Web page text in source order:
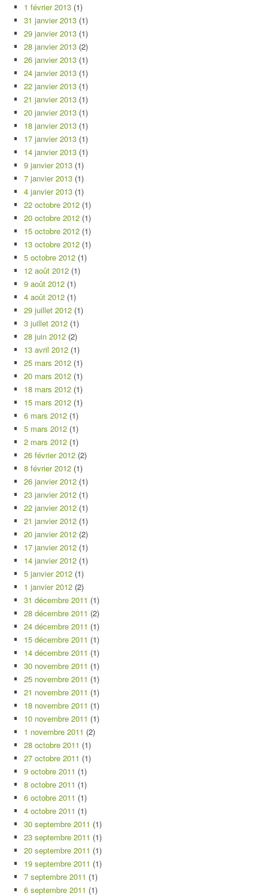
1 février 2013 (1)
31 janvier 2013 (1)
29 janvier 2013 (1)
28 janvier 2013 (2)
26 janvier 2013 (1)
24 janvier 2013 (1)
22 janvier 2013 (1)
21 janvier 2013 (1)
20 janvier 2013 (1)
18 janvier 2013 (1)
17 janvier 2013 (1)
14 janvier 2013 (1)
9 janvier 2013 (1)
7 janvier 2013 (1)
4 janvier 2013 (1)
22 octobre 2012 (1)
20 octobre 2012 (1)
15 octobre 2012 (1)
13 octobre 2012 (1)
5 octobre 2012 (1)
12 août 2012 (1)
9 août 2012 (1)
4 août 2012 (1)
29 juillet 2012 (1)
3 juillet 2012 (1)
28 juin 2012 (2)
13 avril 2012 (1)
25 mars 2012 (1)
20 mars 2012 (1)
18 mars 2012 (1)
15 mars 2012 (1)
6 mars 2012 (1)
5 mars 2012 (1)
2 mars 2012 (1)
26 février 2012 (2)
8 février 2012 (1)
26 janvier 2012 (1)
23 janvier 2012 (1)
22 janvier 2012 (1)
21 janvier 2012 (1)
20 janvier 2012 (2)
17 janvier 2012 (1)
14 janvier 2012 (1)
5 janvier 2012 (1)
1 janvier 2012 (2)
31 décembre 2011 (1)
28 décembre 2011 (2)
24 décembre 2011 (1)
15 décembre 2011 (1)
14 décembre 2011 (1)
30 novembre 2011 (1)
25 novembre 2011 (1)
21 novembre 2011 (1)
18 novembre 2011 (1)
10 novembre 2011 (1)
1 novembre 2011 (2)
28 octobre 2011 (1)
27 octobre 2011 (1)
9 octobre 2011 (1)
8 octobre 2011 (1)
6 octobre 2011 (1)
4 octobre 2011 (1)
30 septembre 2011 (1)
23 septembre 2011 (1)
20 septembre 2011 (1)
19 septembre 2011 (1)
7 septembre 2011 (1)
6 septembre 2011 (1)